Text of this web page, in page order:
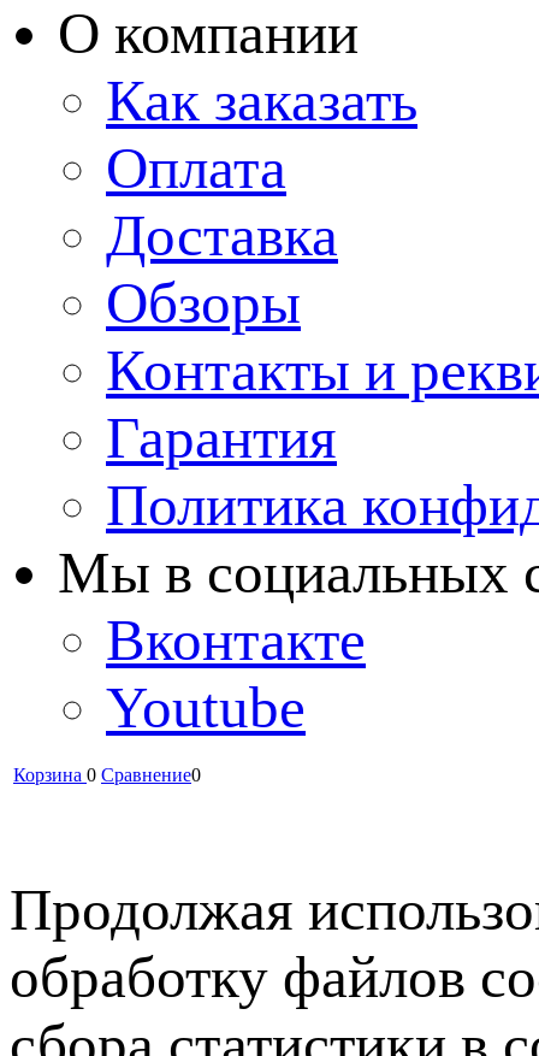
О компании
Как заказать
Оплата
Доставка
Обзоры
Контакты и
Гарантия
Политика
Мы в cоциальных
Вконтакте
Youtube
Корзина 0 Сравнение0
Продолжая
обработку файлов